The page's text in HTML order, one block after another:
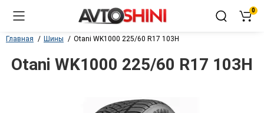
0
Главная Шины Otani WK1000 225/60 R17 103H
Otani WK1000 225/60 R17 103H